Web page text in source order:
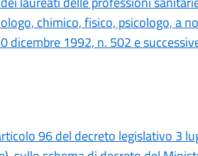
chimico, fisico, psicologo, a
dicembre 1992, n. 502 e
96 del decreto legislativo 3